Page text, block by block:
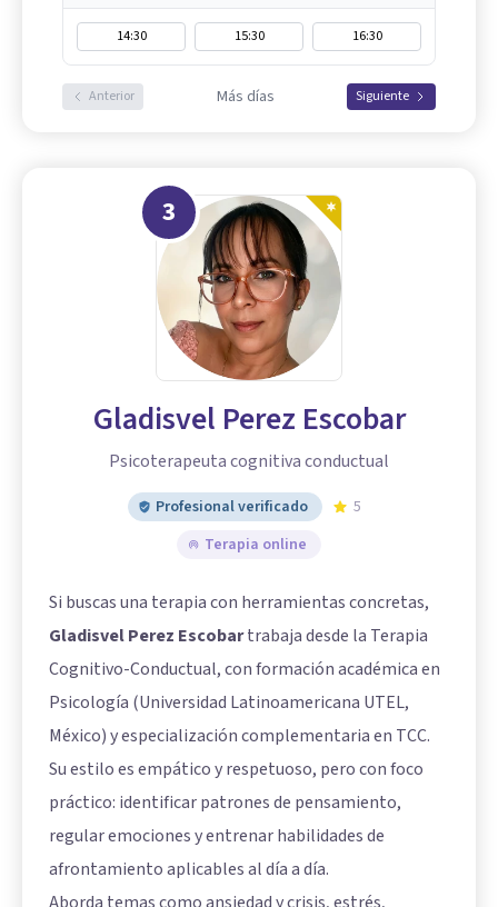
14:30 15:30 16:30
Anterior Más días Siguiente
3
Gladisvel Perez Escobar
Psicoterapeuta cognitiva conductual
Profesional verificado
5
Terapia online
Si buscas una terapia con herramientas concretas,
Gladisvel Perez Escobartrabaja desde la Terapia
Cognitivo-Conductual, con formación académica en
Psicología (Universidad Latinoamericana UTEL,
México) y especialización complementaria en TCC.
Su estilo es empático y respetuoso, pero con foco
práctico: identificar patrones de pensamiento,
regular emociones y entrenar habilidades de
afrontamiento aplicables al día a día.